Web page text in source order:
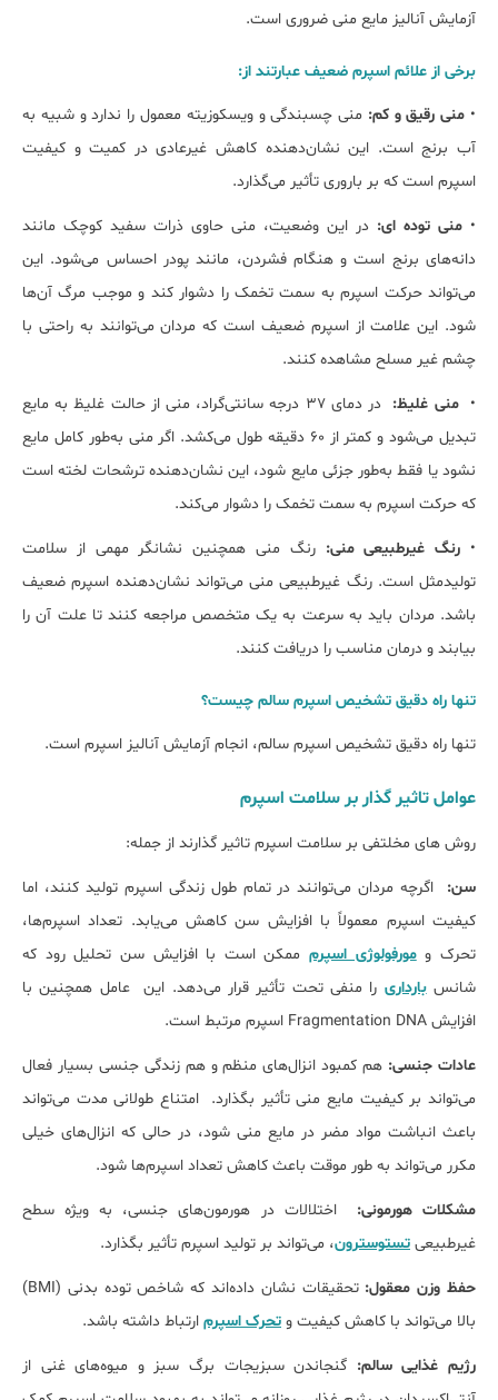
آزمایش آنالیز مایع منی ضروری است.
برخی از علائم اسپرم ضعیف عبارتند از:
• منی رقیق و کم: منی چسبندگی و ویسکوزیته معمول را ندارد و شبیه به
آب برنج است. این نشان‌دهنده کاهش غیرعادی در کمیت و کیفیت
اسپرم است که بر باروری تأثیر می‌گذارد.
• منی توده ای: در این وضعیت، منی حاوی ذرات سفید کوچک مانند
دانه‌های برنج است و هنگام فشردن، مانند پودر احساس می‌شود. این
می‌تواند حرکت اسپرم به سمت تخمک را دشوار کند و موجب مرگ آن‌ها
شود. این علامت از اسپرم ضعیف است که مردان می‌توانند به راحتی با
چشم غیر مسلح مشاهده کنند.
•منی غلیظ:
در دمای ۳۷ درجه سانتی‌گراد، منی از حالت غلیظ به مایع
تبدیل می‌شود و کمتر از ۶۰ دقیقه طول می‌کشد. اگر منی به‌طور کامل مایع
نشود یا فقط به‌طور جزئی مایع شود، این نشان‌دهنده ترشحات لخته است
که حرکت اسپرم به سمت تخمک را دشوار می‌کند.
• رنگ غیرطبیعی منی: رنگ منی همچنین نشانگر مهمی از سلامت
تولیدمثل است. رنگ غیرطبیعی منی می‌تواند نشان‌دهنده اسپرم ضعیف
باشد. مردان باید به سرعت به یک متخصص مراجعه کنند تا علت آن را
بیابند و درمان مناسب را دریافت کنند.
تنها راه دقیق تشخیص اسپرم سالم چیست؟
تنها راه دقیق تشخیص اسپرم سالم، انجام آزمایش آنالیز اسپرم است.
عوامل تاثیر گذار بر سلامت اسپرم
روش های مخلتفی بر سلامت اسپرم تاثیر گذارند از جمله:
سن:
اگرچه مردان می‌توانند در تمام طول زندگی اسپرم تولید کنند، اما
کیفیت اسپرم معمولاً با افزایش سن کاهش می‌یابد. تعداد اسپرم‌ها،
تحرک ومورفولوژی اسپرمممکن است با افزایش سن تحلیل رود که
شانسبارداری را منفی تحت تأثیر قرار می‌دهد. این عامل همچنین با
افزایش Fragmentation DNA اسپرم مرتبط است.
عادات جنسی: هم کمبود انزال‌های منظم و هم زندگی جنسی بسیار فعال
می‌تواند بر کیفیت مایع منی تأثیر بگذارد. امتناع طولانی مدت می‌تواند
باعث انباشت مواد مضر در مایع منی شود، در حالی که انزال‌های خیلی
مکرر می‌تواند به طور موقت باعث کاهش تعداد اسپرم‌ها شود.
مشکلات هورمونی: اختلالات در هورمون‌های جنسی، به ویژه سطح
غیرطبیعی تستوسترون، می‌تواند بر تولید اسپرم تأثیر بگذارد.
حفظ وزن معقول:
تحقیقات نشان داده‌اند که شاخص توده بدنی (BMI)
بالا می‌تواند با کاهش کیفیت و تحرک اسپرم ارتباط داشته باشد.
رژیم غذایی سالم: گنجاندن سبزیجات برگ سبز و میوه‌های غنی از